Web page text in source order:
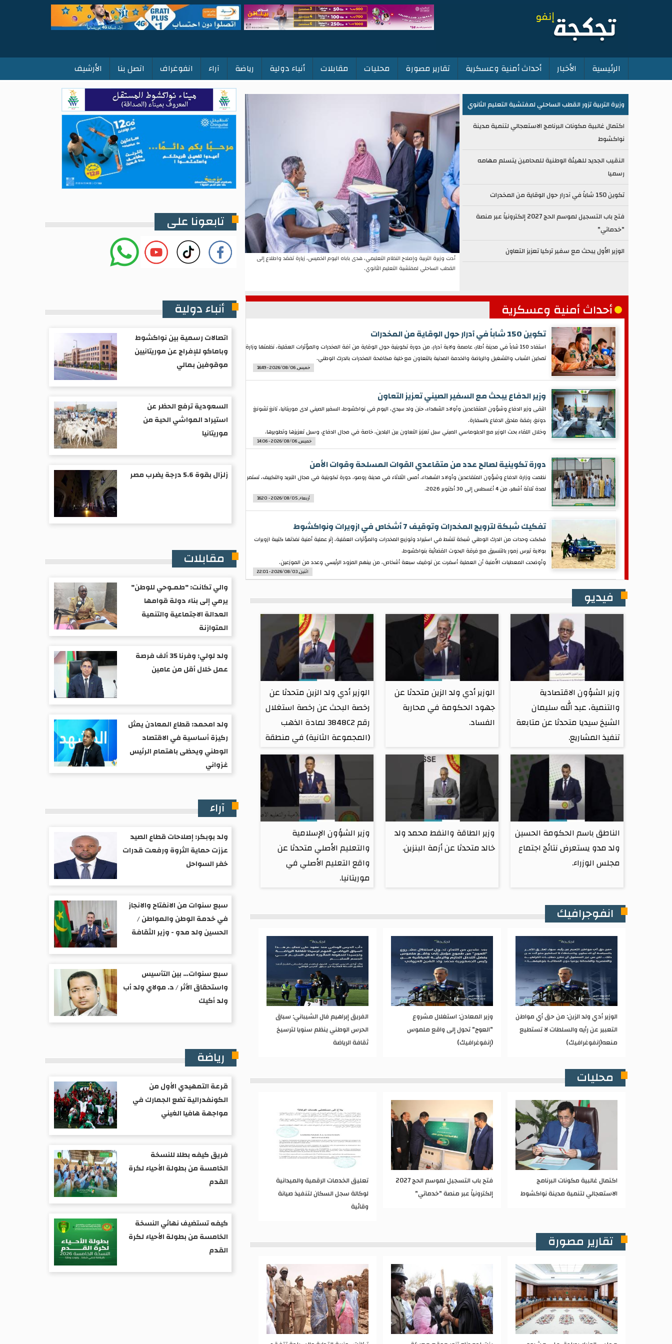
Main
navigation
الرئيسية الأخبار أحداث أمنية وعسكرية تقارير مصورة محليات مقابلات أنباء دولية رياضة آراء انفوغراف اتصل بنا الأرشيف
وزيرة التربية تزور القطب الساحلي لمفتشية التعليم الثانوي
اكتمال غالبية مكونات البرنامج الاستعجالي لتنمية مدينة
نواكشوط
النقيب الجديد للهيئة الوطنية للمحامين يتسلم مهامه
رسميا
تكوين 150 شاباً في آدرار حول الوقاية من المخدرات
فتح باب التسجيل لموسم الحج 2027 إلكترونياً عبر منصة
"خدماتي"
الوزير الأول يبحث مع سفير تركيا تعزيز التعاون
أدت وزيرة التربية وإصلاح النظام التعليمي، هدى باباه اليوم الخميس، زيارة تفقد واطلاع إلى
القطب الساحلي لمفتشية التعليم الثانوي.
أحداث أمنية وعسكرية
تكوين 150 شاباً في آدرار حول الوقاية من المخدرات
استفاد 150 شاباً في مدينة أطار، عاصمة ولاية آدرار، من دورة تكوينية حول الوقاية من آفة المخدرات والمؤثرات العقلية، نظمتها وزارة
تمكين الشباب والتشغيل والرياضة والخدمة المدنية بالتعاون مع خلية مكافحة المخدرات بالدرك الوطني.
خميس, 2026/08/06 - 16:49
وزير الدفاع يبحث مع السفير الصيني تعزيز التعاون
التقى وزير الدفاع وشؤون المتقاعدين وأولاد الشهداء، حنن ولد سيدي، اليوم في نواكشوط، السفير الصيني لدى موريتانيا، تانغ تشونغ
دونغ، رفقة ملحق الدفاع بالسفارة.
وخلال اللقاء بحث الوزير مع الدبلوماسي الصيني سبل تعزيز التعاون بين البلدين، خاصة في مجال الدفاع، وسبل تعزيزها وتطويرها.
خميس, 2026/08/06 - 14:06
دورة تكوينية لصالح عدد من متقاعدي القوات المسلحة وقوات الأمن
نظمت وزارة الدفاع وشؤون المتقاعدين وأولاد الشهداء، أمس الثلاثاء في مدينة روصو، دورة تكوينية في مجال التبريد والتكييف، تستمر
لمدة ثلاثة أشهر، من 4 أغسطس إلى 30 أكتوبر 2026.
أربعاء, 2026/08/05 - 16:20
تفكيك شبكة لترويج المخدرات وتوقيف 7 أشخاص في ازويرات ونواكشوط
فككت وحدات من الدرك الوطني شبكة تنشط في استيراد وتوزيع المخدرات والمؤثرات العقلية، إثر عملية أمنية نفذتها كتيبة ازويرات
بولاية تيرس زمور بالتنسيق مع فرقة البحوث القضائية بنواكشوط.
وأوضحت المعطيات الأمنية أن العملية أسفرت عن توقيف سبعة أشخاص، من بينهم المزود الرئيسي وعدد من الموزعين.
اثنين, 2026/08/03 - 22:01
فيديو
وزير الشؤون الاقتصادية
والتنمية، عبد الله سليمان
الشيخ سيديا متحدثا عن متابعة
تنفيذ المشاريع.
الوزير أدي ولد الزين متحدثا عن
جهود الحكومة في محاربة
الفساد.
الوزير أدي ولد الزين متحدثا عن
رخصة البحث عن رخصة استغلال
رقم 3848C2 لمادة الذهب
(المجموعة الثانية) في منطقة
لعرارمه بولايتي داخلت نواذيبو
وإنشيري.
الناطق باسم الحكومة الحسين
ولد مدو يستعرض نتائج اجتماع
مجلس الوزراء.
وزير الطاقة والنفط محمد ولد
خالد متحدثا عن أزمة البنزين.
وزير الشؤون الإسلامية
والتعليم الأصلي متحدثا عن
واقع التعليم الأصلي في
موريتانيا.
انفوجرافيك
الوزير أدي ولد الزين: من حق أي مواطن
التعبير عن رأيه والسلطات لا تستطيع
منعه(إنفوغرافيك)
وزير المعادن: استغلال مشروع
"العوج" تحول إلى واقع ملموس
(إنفوغرافيك)
الفريق إبراهيم فال الشيباني: سباق
الحرس الوطني ينظم سنويا لترسيخ
ثقافة الرياضة
محليات
اكتمال غالبية مكونات البرنامج
الاستعجالي لتنمية مدينة نواكشوط
فتح باب التسجيل لموسم الحج 2027
إلكترونياً عبر منصة "خدماتي"
تعليق الخدمات الرقمية والميدانية
لوكالة سجل السكان لتنفيذ صيانة
وقائية
تقارير مصورة
تابعونا على
أنباء دولية
اتصالات رسمية بين نواكشوط
وباماكو للإفراج عن موريتانيين
موقوفين بمالي
السعودية ترفع الحظر عن
استيراد المواشي الحية من
موريتانيا
زلزال بقوة 5.6 درجة يضرب مصر
مقابلات
والي تكانت: "طمـوحي للوطن"
يرمي إلى بناء دولة قوامها
العدالة الاجتماعية والتنمية
المتوازنة
ولد لولي: وفرنا 35 ألف فرصة
عمل خلال أقل من عامين
ولد امحمد: قطاع المعادن يمثل
ركيزة أساسية في الاقتصاد
الوطني ويحظى باهتمام الرئيس
غزواني
آراء
ولد بوبكر: إصلاحات قطاع الصيد
عززت حماية الثروة ورفعت قدرات
خفر السواحل
سبع سنوات من الانفتاح والانجاز
في خدمة الوطن والمواطن /
الحسين ولد مدو - وزير الثقافة
سبع سنوات… بين التأسيس
واستحقاق الأثر / د. مولاي ولد أب
ولد أكيك
رياضة
قرعة التمهيدي الأول من
الكونفدرالية تضع الجمارك في
مواجهة هافيا الغيني
فريق كيفه بطلا للنسخة
الخامسة من بطولة الأحياء لكرة
القدم
كيفه تستضيف نهائي النسخة
الخامسة من بطولة الأحياء لكرة
القدم